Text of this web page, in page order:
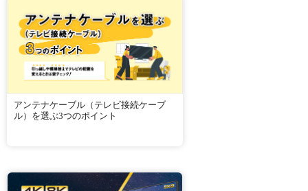
アンテナケーブル（テレビ接続ケーブ
ル）を選ぶ3つのポイント